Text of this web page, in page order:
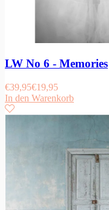
LW No 6 - Memories
€39,95€19,95
In den Warenkorb